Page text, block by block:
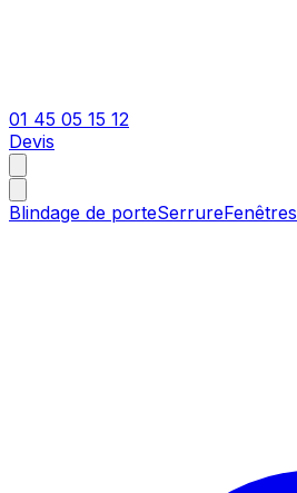
01 45 05 15 12
Devis
Blindage de porteSerrureFenêtres